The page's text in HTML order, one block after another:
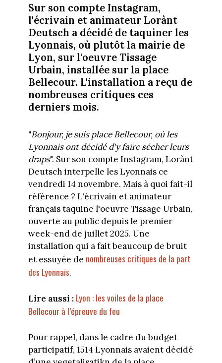
Sur son compte Instagram,
l'écrivain et animateur Lorànt
Deutsch a décidé de taquiner les
Lyonnais, où plutôt la mairie de
Lyon, sur l'oeuvre Tissage
Urbain, installée sur la place
Bellecour. L'installation a reçu de
nombreuses critiques ces
derniers mois.
"Bonjour, je suis place Bellecour, où les
Lyonnais ont décidé d'y faire sécher leurs
draps". Sur son compte Instagram, Lorànt
Deutsch interpelle les Lyonnais ce
vendredi 14 novembre. Mais à quoi fait-il
référence ? L'écrivain et animateur
français taquine l'oeuvre Tissage Urbain,
ouverte au public depuis le premier
week-end de juillet 2025. Une
installation qui a fait beaucoup de bruit
et essuyée de nombreuses critiques de la part
des Lyonnais.
Lire aussi : Lyon : les voiles de la place
Bellecour à l’épreuve du feu
Pour rappel, dans le cadre du budget
participatif, 1514 Lyonnais avaient décidé